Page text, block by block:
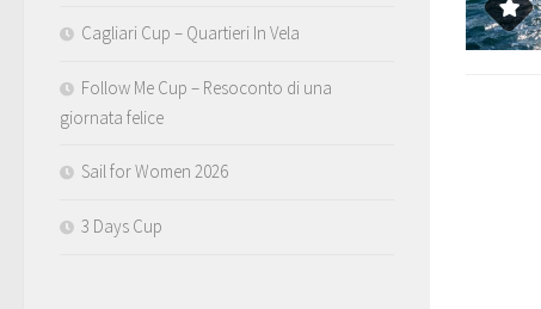
Cagliari Cup – Quartieri In Vela
Follow Me Cup – Resoconto di una
giornata felice
Sail for Women 2026
3 Days Cup